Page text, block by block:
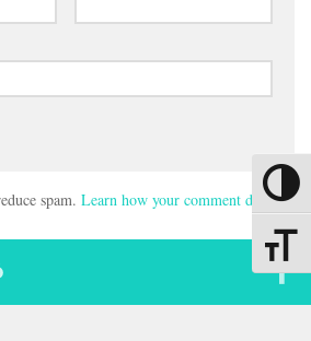
Nagy
spam. Learn how your comment data is